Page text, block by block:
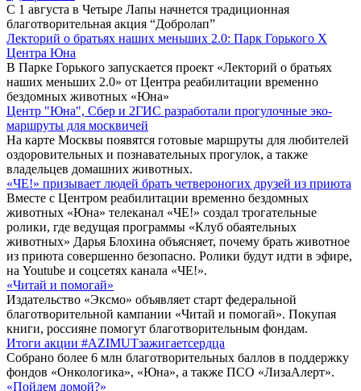
С 1 августа в Четыре Лапы начнется традиционная
благотворительная акция “Добролап”
Лекторий о братьях наших меньших 2.0: Парк Горького X
Центра Юна
В Парке Горького запускается проект «Лекторий о братьях
наших меньших 2.0» от Центра реабилитации временно
бездомных животных «Юна»
Центр "Юна", Сбер и 2ГИС разработали прогулочные эко-
маршруты для москвичей
На карте Москвы появятся готовые маршруты для любителей
оздоровительных и познавательных прогулок, а также
владельцев домашних животных.
«ЧЕ!» призывает людей брать четвероногих друзей из приюта
Вместе с Центром реабилитации временно бездомных
животных «Юна» телеканал «ЧЕ!» создал трогательные
ролики, где ведущая программы «Клуб обаятельных
животных» Дарья Блохина объясняет, почему брать животное
из приюта совершенно безопасно. Ролики будут идти в эфире,
на Youtube и соцсетях канала «ЧЕ!».
«Читай и помогай»
Издательство «Эксмо» объявляет старт федеральной
благотворительной кампании «Читай и помогай». Покупая
книги, россияне помогут благотворительным фондам.
Итоги акции #AZIMUTзажигаетсердца
Собрано более 6 млн благотворительных баллов в поддержку
фондов «Онкологика», «Юна», а также ПСО «ЛизаАлерт».
«Пойдем домой?»